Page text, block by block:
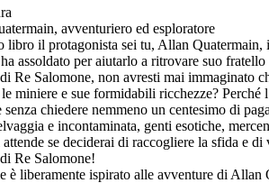
avventuriero ed esploratore
libro il protagonista sei tu, Allan
assoldato per aiutarlo a ritrovare suo
Re Salomone, non avresti mai immaginato
miniere e sue formidabili ricchezze?
senza chiedere nemmeno un centesimo di
e incontaminata, genti esotiche,
attende se deciderai di raccogliere la sfida e
Re Salomone!
è liberamente ispirato alle avventure di Allan